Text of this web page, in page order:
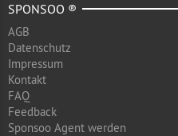
SPONSOO ®
AGB
Datenschutz
Impressum
Kontakt
FAQ
Feedback
Sponsoo Agent werden